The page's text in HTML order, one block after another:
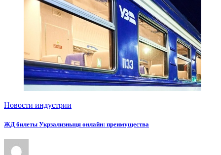
Новости индустрии
ЖД билеты Укрзализныця онлайн: преимущества